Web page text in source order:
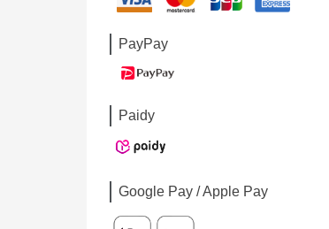
PayPay
Paidy
Google Pay / Apple Pay